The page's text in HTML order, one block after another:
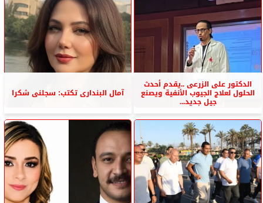
الدكتور على الزرعى ..يقدم أحدث
الحلول لعلاج الجيوب الأنفية ويصنع
جيل جديد...
آمال البندارى تكتب: سجلنى شكرا